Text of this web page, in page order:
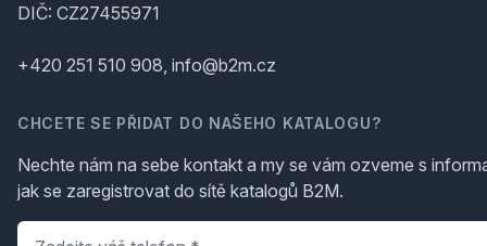
DIČ: CZ27455971
+420 251 510 908, info@b2m.cz
CHCETE SE PŘIDAT DO NAŠEHO KATALOGU?
Nechte nám na sebe kontakt a my se vám ozveme s
jak se zaregistrovat do sítě katalogů B2M.
Telefon